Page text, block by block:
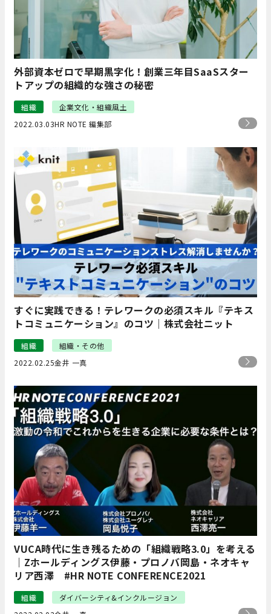
外部資本ゼロで早期黒字化！創業三年目SaaSスター
トアップの組織的な強さの秘密
組織
企業文化・組織風土
2022.03.03HR NOTE 編集部
すぐに実践できる！テレワークの必須スキル『テキス
トコミュニケーション』のコツ｜株式会社ニット
組織
組織・その他
2022.02.25金井 一真
VUCA時代に生き残るための「組織戦略3.0」を考える
｜Zホールディングス伊藤・プロノバ岡島・ネオキャ
リア西澤 #HR NOTE CONFERENCE2021
組織
ダイバーシティ&インクルージョン